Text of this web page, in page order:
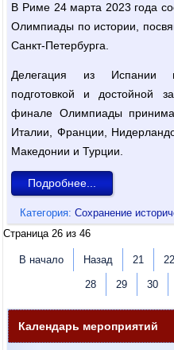
В Риме 24 марта 2023 года
Олимпиады по истории,
Санкт-Петербурга.
Делегация из Испании
подготовкой и достойной
финале Олимпиады
Италии, Франции,
Македонии и Турции.
Подробнее...
Категория:Сохранение
Страница 26 из 46
В начало Назад 21 22
28 29 30
Календарь мероприятий